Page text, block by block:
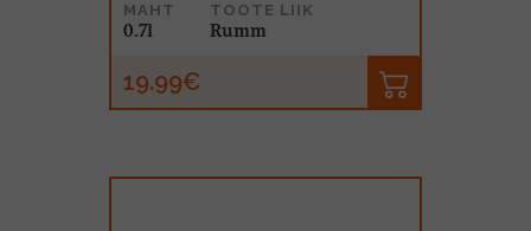
MAHT
0.7l
TOOTE LIIK
Rumm
19.99€